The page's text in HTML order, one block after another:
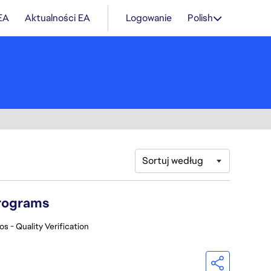
Aktualności EA Logowanie Polish
Sortuj według
- Quality Verification